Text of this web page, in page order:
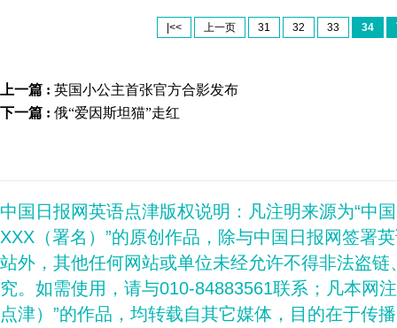
|<< 上一页 31 32 33 34
上一篇 : 英国小公主首张官方合影发布
下一篇 : 俄“爱因斯坦猫”走红
中国日报网英语点津版权说明：凡注明来源为“中
XXX（署名）”的原创作品，除与中国日报网签署
站外，其他任何网站或单位未经允许不得非法盗
究。如需使用，请与010-84883561联系；凡本网
点津）”的作品，均转载自其它媒体，目的在于传